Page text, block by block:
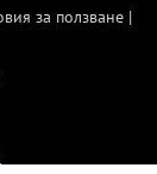
за ползване|